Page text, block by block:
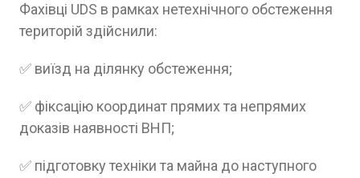
Фахівці UDS в рамках нетехнічного обстеження
територій здійснили:
✅ виїзд на ділянку обстеження;
✅ фіксацію координат прямих та непрямих
доказів наявності ВНП;
✅ підготовку техніки та майна до наступного